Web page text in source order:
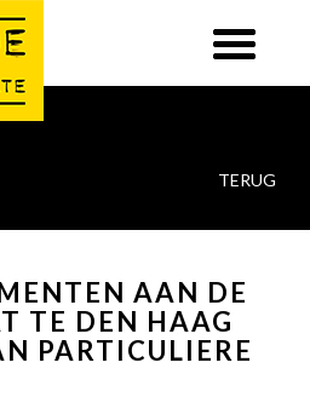
TERUG
AAN DE
TE DEN HAAG
PARTICULIERE